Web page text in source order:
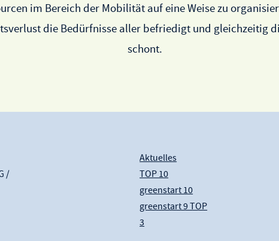
im Bereich der Mobilität auf eine Weise zu
die Bedürfnisse aller befriedigt und gleichzeitig
schont.
/
Aktuelles
TOP 10
greenstart 10
greenstart 9 TOP
3